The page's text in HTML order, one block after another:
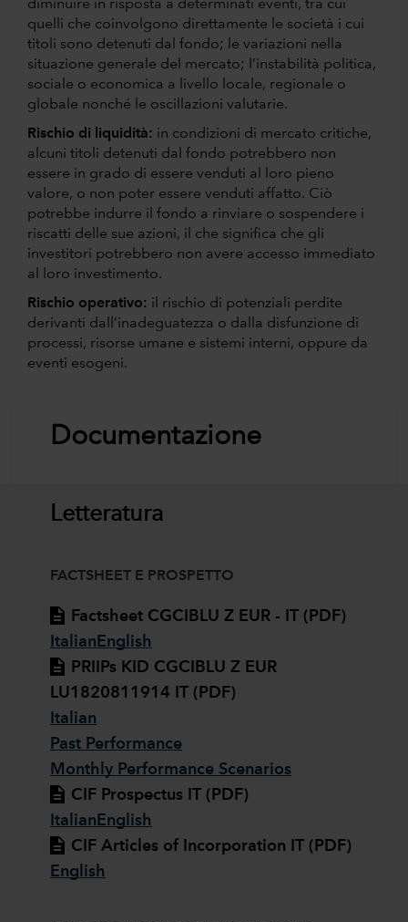
diminuire in risposta a determinati eventi, tra cui
quelli che coinvolgono direttamente le società i cui
titoli sono detenuti dal fondo; le variazioni nella
situazione generale del mercato; l’instabilità politica,
sociale o economica a livello locale, regionale o
globale nonché le oscillazioni valutarie.
Rischio di liquidità: in condizioni di mercato critiche,
alcuni titoli detenuti dal fondo potrebbero non
essere in grado di essere venduti al loro pieno
valore, o non poter essere venduti affatto. Ciò
potrebbe indurre il fondo a rinviare o sospendere i
riscatti delle sue azioni, il che significa che gli
investitori potrebbero non avere accesso immediato
al loro investimento.
Rischio operativo: il rischio di potenziali perdite
derivanti dall’inadeguatezza o dalla disfunzione di
processi, risorse umane e sistemi interni, oppure da
eventi esogeni.
Documentazione
Letteratura
FACTSHEET E PROSPETTO
Factsheet CGCIBLU Z EUR - IT (PDF)
Italian English
PRIIPs KID CGCIBLU Z EUR
LU1820811914 IT (PDF)
Italian
Past Performance
Monthly Performance Scenarios
CIF Prospectus IT (PDF)
Italian English
CIF Articles of Incorporation IT (PDF)
English